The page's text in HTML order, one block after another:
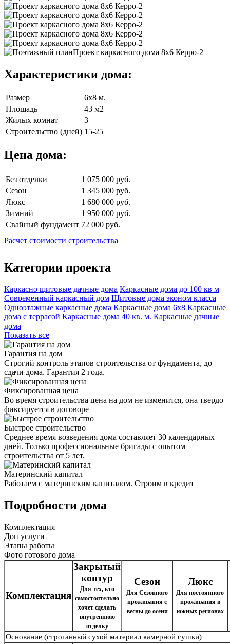
Характеристики дома:
Размер
6х8 м.
Площадь
43 м2
Жилых комнат
3
Строительство (дней) 15-25
Цена дома:
Без отделки
1 075 000 руб.
Сезон
1 345 000 руб.
Люкс
1 680 000 руб.
Зимний
1 950 000 руб.
Свайный фундамент 72 000 руб.
Расчет стоимости строительства
Категории проекта
Каркасно щитовые дачные дома Каркасные дома до 100 кв м
Современный каркасный дом Щитовые дома эконом класса
Одноэтажные каркасные дома Каркасные дома 6х8 Каркасные
дома с террасой Каркасные дома 40 кв. м. Каркасные дачные
дома
Показать все
Гарантия на дом
Строгий контроль этапов строительства от фундамента, до
сдачи дома. Гарантия 2 года.
Фиксированная цена
Во время строительства цена на дом не изменится, она твердо
фиксируется в договоре
Быстрое строительство
Среднее время возведения дома составляет 30 календарных
дней. Только профессиональные бригады с опытом
строительства от 5 лет.
Материнский капитал
Работаем с материнским капиталом. Строим в кредит
Подробности дома
Комплектация
Доп услуги
Этапы работы
Фото готового дома
Комплектация
Закрытый
контур
Для тех, кто
самостоятельно
хочет сделать
внутреннюю
отделку
Сезон
Для Сезонного
проживания с
весны до осени
Люкс
Для постоянного
проживания в
южных регионах
Основание (строганный сухой материал камерной сушки)